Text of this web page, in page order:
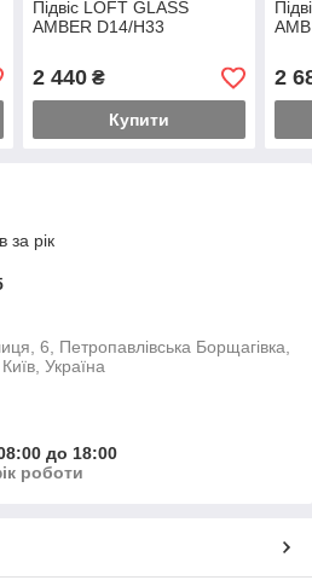
Підвіс LOFT GLASS
AMBER D14/H33
2 440₴
Купити
2
за рік
6, Петропавлівська Борщагівка,
Україна
до 18:00
роботи